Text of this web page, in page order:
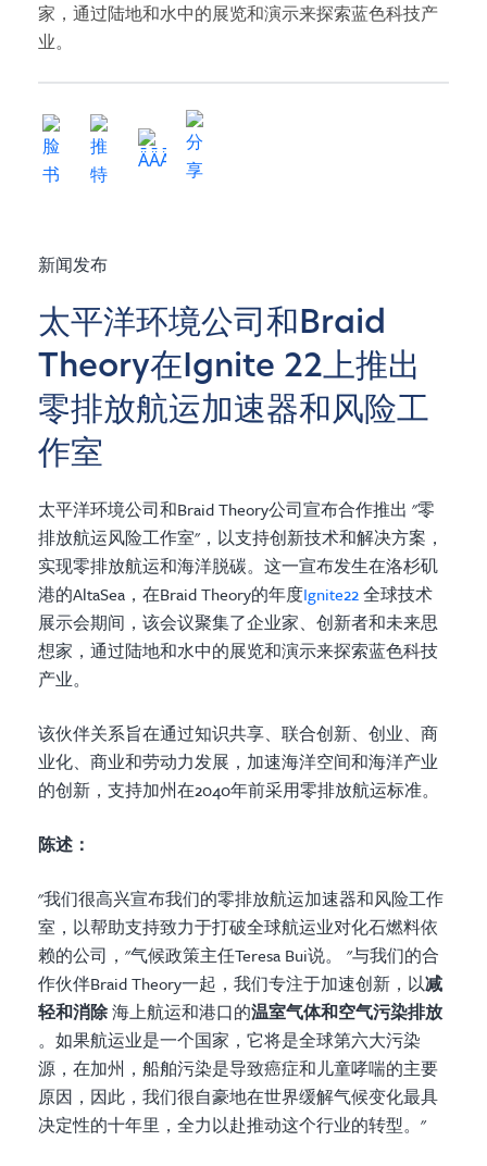
家，通过陆地和水中的展览和演示来探索蓝色科技产
业。
新闻发布
太平洋环境公司和Braid
Theory在Ignite 22上推出
零排放航运加速器和风险工
作室
太平洋环境公司和Braid Theory公司宣布合作推出 "零
排放航运风险工作室"，以支持创新技术和解决方案，
实现零排放航运和海洋脱碳。这一宣布发生在洛杉矶
港的AltaSea，在Braid Theory的年度Ignite22全球技术
展示会期间，该会议聚集了企业家、创新者和未来思
想家，通过陆地和水中的展览和演示来探索蓝色科技
产业。
该伙伴关系旨在通过知识共享、联合创新、创业、商
业化、商业和劳动力发展，加速海洋空间和海洋产业
的创新，支持加州在2040年前采用零排放航运标准。
陈述：
"我们很高兴宣布我们的零排放航运加速器和风险工作
室，以帮助支持致力于打破全球航运业对化石燃料依
赖的公司，"气候政策主任Teresa Bui说。 "与我们的合
作伙伴Braid Theory一起，我们专注于加速创新，以减
轻和消除海上航运和港口的温室气体和空气污染排放
。如果航运业是一个国家，它将是全球第六大污染
源，在加州，船舶污染是导致癌症和儿童哮喘的主要
原因，因此，我们很自豪地在世界缓解气候变化最具
决定性的十年里，全力以赴推动这个行业的转型。"